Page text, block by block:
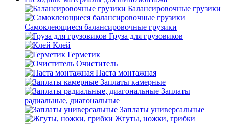
Балансировочные грузики
Самоклеющиеся балансировочные грузики
Груза для грузовиков
Клей
Герметик
Очиститель
Паста монтажная
Заплаты камерные
Заплаты
радиальные, диагональные
Заплаты универсальные
Жгуты, ножки, грибки